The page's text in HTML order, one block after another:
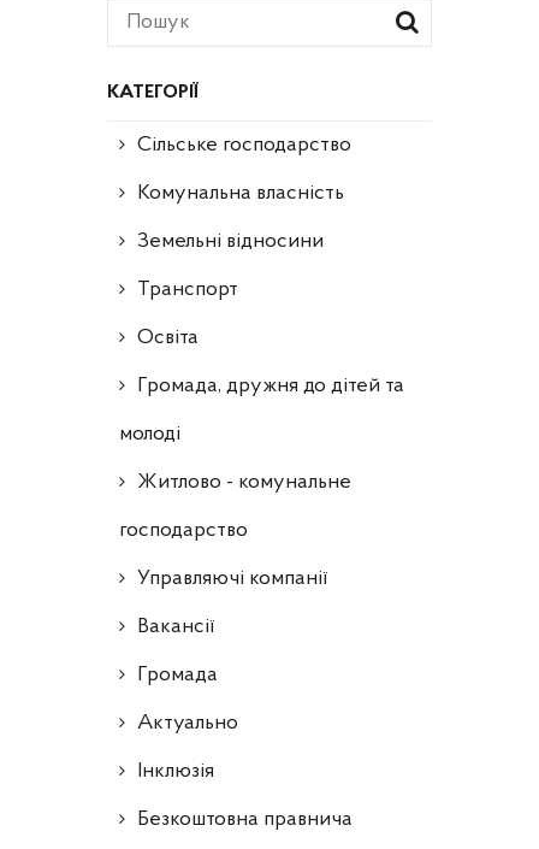
КАТЕГОРІЇ
Сільське господарство
Комунальна власність
Земельні відносини
Транспорт
Освіта
Громада, дружня до дітей та
молоді
Житлово - комунальне
господарство
Управляючі компанії
Ваканcії
Громада
Актуально
Інклюзія
Безкоштовна правнича